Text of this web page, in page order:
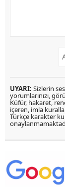
UYARI: Sizlerin
yorumlarınızı,
Küfür, hakaret,
içeren, imla
Türkçe karakter